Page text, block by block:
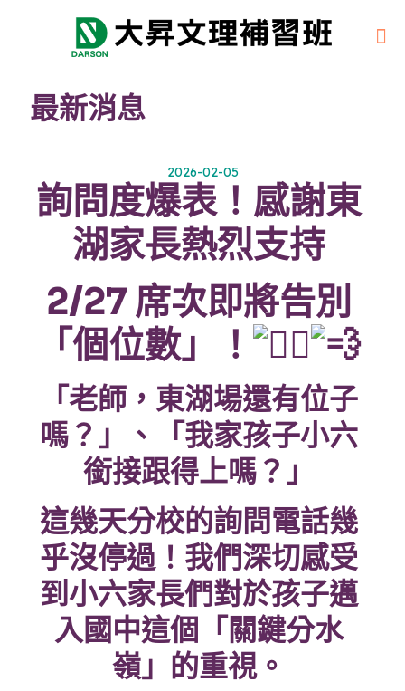
最新消息
2026-02-05
詢問度爆表！感謝東
湖家長熱烈支持
2/27 席次即將告別
「個位數」！
「老師，東湖場還有位子
嗎？」、「我家孩子小六
銜接跟得上嗎？」
這幾天分校的詢問電話幾
乎沒停過！我們深切感受
到小六家長們對於孩子邁
入國中這個「關鍵分水
嶺」的重視。